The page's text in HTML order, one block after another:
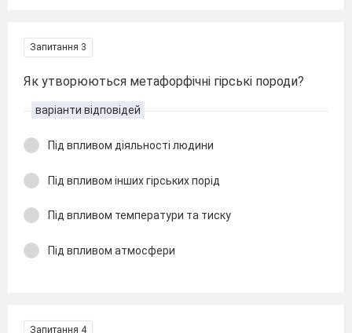
Запитання 3
Як утворюються метафорфічні гірські породи?
варіанти відповідей
Під впливом діяльності людини
Під впливом інших гірських порід
Під впливом температури та тиску
Під впливом атмосфери
Запитання 4